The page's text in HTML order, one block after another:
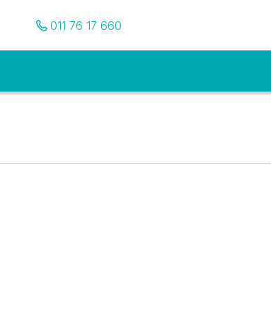
Pozovite nas
011 76 17 660